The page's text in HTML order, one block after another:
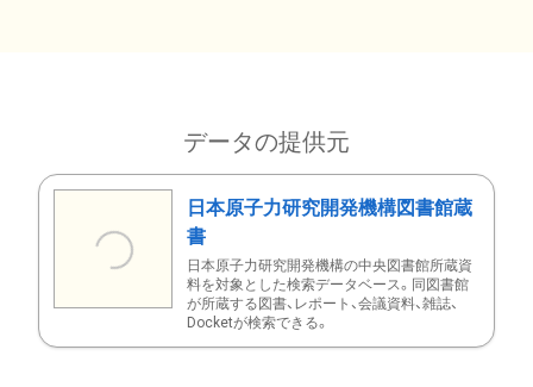
データの提供元
日本原子力研究開発機構図書館蔵
書
日本原子力研究開発機構の中央図書館所蔵資
料を対象とした検索データベース。同図書館
が所蔵する図書、レポート、会議資料、雑誌、
Docketが検索できる。